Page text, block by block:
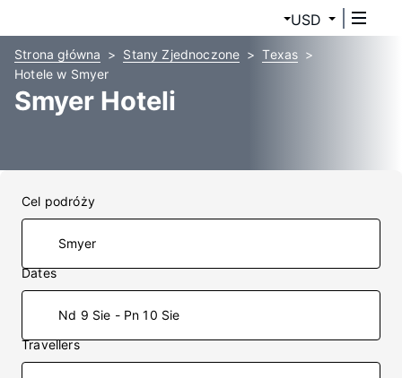
USD
Strona główna Stany Zjednoczone
Texas
Hotele w Smyer
Smyer Hoteli
Cel podróży
Dates
Nd 9 Sie - Pn 10 Sie
Travellers